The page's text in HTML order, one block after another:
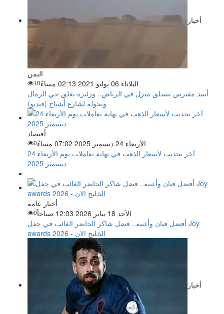
أخبار
اليمن
الثلاثاء 06 يوليو 2021 02:13 مساءً
10
أسد مفترس يتسلق منزل في الرياض.. وزئيره يغلق حي الرمال
ويحوله لشارع أشباح (فيديو)
أقتصاد
الأربعاء 24 ديسمبر 2025 07:02 مساءً
0
آخر تحديث لأسعار الذهب في نهاية تعاملات يوم الأربعاء 24
ديسمبر 2025
أخبار عامة
الأحد 18 يناير 2026 12:03 صباحاً
0
أفضل فنان وأغنية.. فضل شاكر الحاضر الغائب في حفل Joy
awards 2026 - الخليج الان
أخبار